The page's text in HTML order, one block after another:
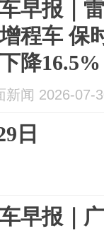
早报｜
程车 保
降16.5%
新闻 2026-07-
日
早报｜